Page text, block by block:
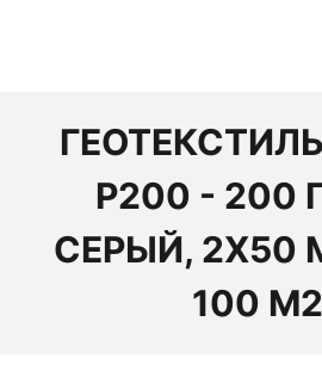
ГЕОТЕКСТИЛЬ
P200 - 200
СЕРЫЙ, 2Х50
100